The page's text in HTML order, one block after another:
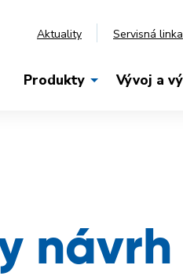
Aktuality Servisná linka
Produkty Vývoj a
návrh